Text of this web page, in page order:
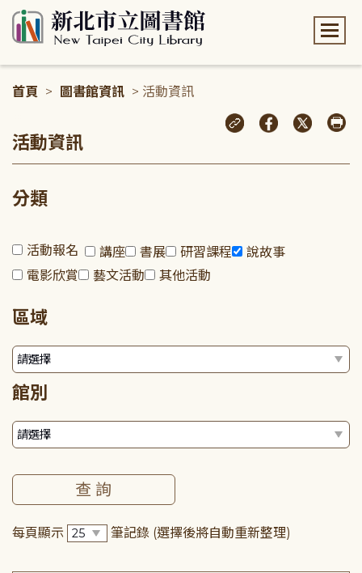
首頁 > 圖書館資訊 > 活動資訊
活動資訊
分類
活動報名 講座 書展 研習課程
說故事
電影欣賞
藝文活動 其他活動
區域
館別
每頁顯示 筆記錄 (選擇後將自動重新整理)